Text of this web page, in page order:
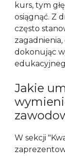
kurs, tym
osiągnąć. Z
często
dokonując
Jakie
W sekcji